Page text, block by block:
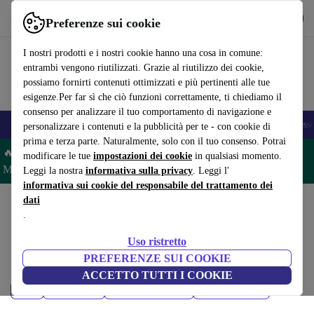
Preferenze sui cookie
I nostri prodotti e i nostri cookie hanno una cosa in comune:
entrambi vengono riutilizzati. Grazie al riutilizzo dei cookie,
possiamo fornirti contenuti ottimizzati e più pertinenti alle tue
esigenze.Per far sì che ciò funzioni correttamente, ti chiediamo il
consenso per analizzare il tuo comportamento di navigazione e
personalizzare i contenuti e la pubblicità per te - con cookie di
prima e terza parte. Naturalmente, solo con il tuo consenso. Potrai
modificare le tue impostazioni dei cookie in qualsiasi momento.
Leggi la nostra informativa sulla privacy. Leggi l'
informativa sui cookie del responsabile del trattamento dei
dati
.
Uso ristretto
PREFERENZE SUI COOKIE
ACCETTO TUTTI I COOKIE
Usa refurbed in modo rapido e semplice
🎒 Back to school Smartphone Portatili Tablet Smartwatch
🔥 Risparmia il 5% IN PIÙ su MacBook e iPad– Codice:
MACPAD5 –Condizioni
Home
iPad ricondizionati certificati sotto 1600 – risparmia fino al 40%. Resi
entro 30 giorni e garanzia di 12 mesi. Acquista in modo sostenibile oggi!